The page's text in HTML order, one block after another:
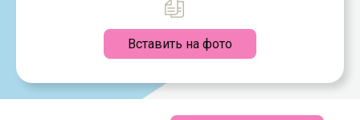
Вставить на фото